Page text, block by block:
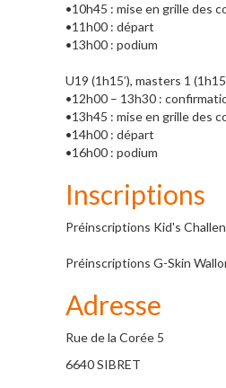
•10h45 : mise en grille des
•11h00 : départ
•13h00 : podium
U19 (1h15’), masters 1
•12h00 – 13h30 :
•13h45 : mise en grille des
•14h00 : départ
•16h00 : podium
Inscriptions
Préinscriptions Kid's
Préinscriptions G-Skin
Adresse
Rue de la Corée 5
6640 SIBRET